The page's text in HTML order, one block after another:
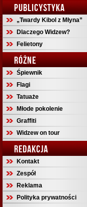
PUBLICYSTYKA
„Twardy Kibol z Młyna”
Dlaczego Widzew?
Felietony
RÓŻNE
Śpiewnik
Flagi
Tatuaże
Młode pokolenie
Graffiti
Widzew on tour
REDAKCJA
Kontakt
Zespół
Reklama
Polityka prywatności